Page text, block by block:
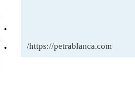
https://petrablanca.com/